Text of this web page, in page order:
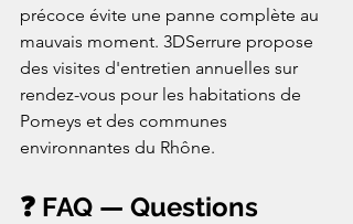
précoce évite une panne complète au
mauvais moment. 3DSerrure propose
des visites d'entretien annuelles sur
rendez-vous pour les habitations de
Pomeys et des communes
environnantes du Rhône.
❓ FAQ — Questions